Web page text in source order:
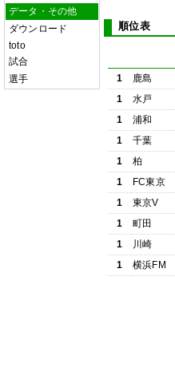
データ・その他
ダウンロード
toto
試合
選手
順位表
1 鹿島
1
水戸
1
浦和
1
千葉
1
柏
1
FC東京
1
東京V
1
町田
1
川崎
1
横浜FM